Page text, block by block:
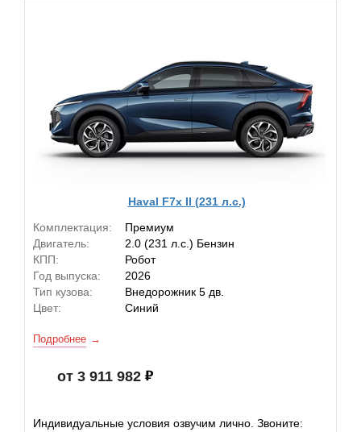
Haval F7x II (231 л.с.)
Комплектация:
Премиум
Двигатель:
2.0 (231 л.с.) Бензин
КПП:
Робот
Год выпуска:
2026
Тип кузова:
Внедорожник 5 дв.
Цвет:
Синий
Подробнее
от 3 911 982
Индивидуальные условия озвучим лично. Звоните: